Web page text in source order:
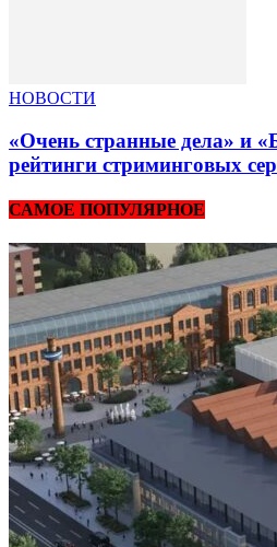
НОВОСТИ
«Очень странные дела» и
рейтинги стриминговых
САМОЕ ПОПУЛЯРНОЕ